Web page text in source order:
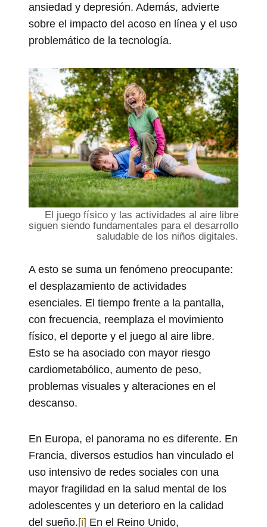
ansiedad y depresión. Además, advierte
sobre el impacto del acoso en línea y el uso
problemático de la tecnología.
El juego físico y las actividades al aire libre
siguen siendo fundamentales para el desarrollo
saludable de los niños digitales.
A esto se suma un fenómeno preocupante:
el desplazamiento de actividades
esenciales. El tiempo frente a la pantalla,
con frecuencia, reemplaza el movimiento
físico, el deporte y el juego al aire libre.
Esto se ha asociado con mayor riesgo
cardiometabólico, aumento de peso,
problemas visuales y alteraciones en el
descanso.
En Europa, el panorama no es diferente. En
Francia, diversos estudios han vinculado el
uso intensivo de redes sociales con una
mayor fragilidad en la salud mental de los
adolescentes y un deterioro en la calidad
del sueño.[i] En el Reino Unido,